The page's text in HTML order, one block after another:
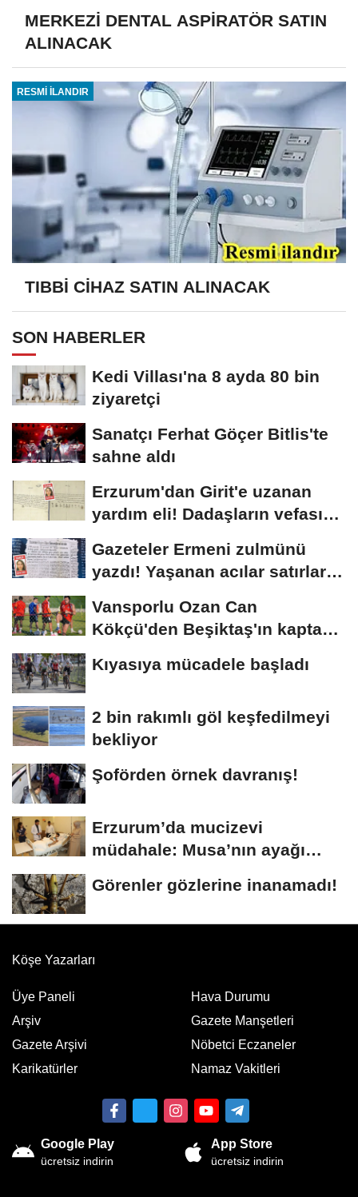
MERKEZİ DENTAL ASPİRATÖR SATIN
ALINACAK
RESMİ İLANDIR
TIBBİ CİHAZ SATIN ALINACAK
SON HABERLER
Kedi Villası'na 8 ayda 80 bin
ziyaretçi
Sanatçı Ferhat Göçer Bitlis'te
sahne aldı
Erzurum'dan Girit'e uzanan
yardım eli! Dadaşların vefası
Gazeteler Ermeni zulmünü
yazdı! Yaşanan acılar satırlara
Vansporlu Ozan Can
Kökçü'den Beşiktaş'ın kaptanı
Kıyasıya mücadele başladı
2 bin rakımlı göl keşfedilmeyi
bekliyor
Şoförden örnek davranış!
Erzurum’da mucizevi
müdahale: Musa’nın ayağı
Görenler gözlerine inanamadı!
Köşe Yazarları
Üye Paneli
Arşiv
Gazete Arşivi
Karikatürler
Hava Durumu
Gazete Manşetleri
Nöbetci Eczaneler
Namaz Vakitleri
Google Play
ücretsiz indirin
App Store
ücretsiz indirin